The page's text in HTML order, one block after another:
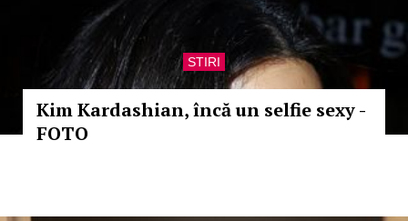
STIRI
Kim Kardashian, încă un selfie sexy -
FOTO